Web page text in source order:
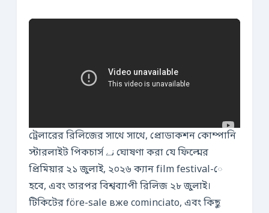
ট্রেলারের রিলিজের সাথে সাথে, প্রোডাকশন কোম্পানি
স্টারলাইট পিকচার্স نے ঘোষণা করা যে ফিল্মের
প্রিমিয়ার ২১ জুলাই, ২০২৬ ক্যান film festival-ে
হবে, এবং তারপর বিশ্বব্যাপী রিলিজ ২৮ জুলাই।
টিকিটের före-sale вже cominciato, এবং কিছু